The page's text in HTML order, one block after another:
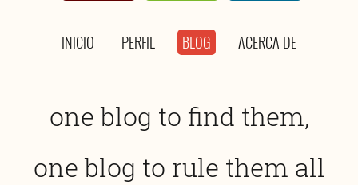
INICIO PERFIL BLOG ACERCA DE
one blog to find them,
one blog to rule them all